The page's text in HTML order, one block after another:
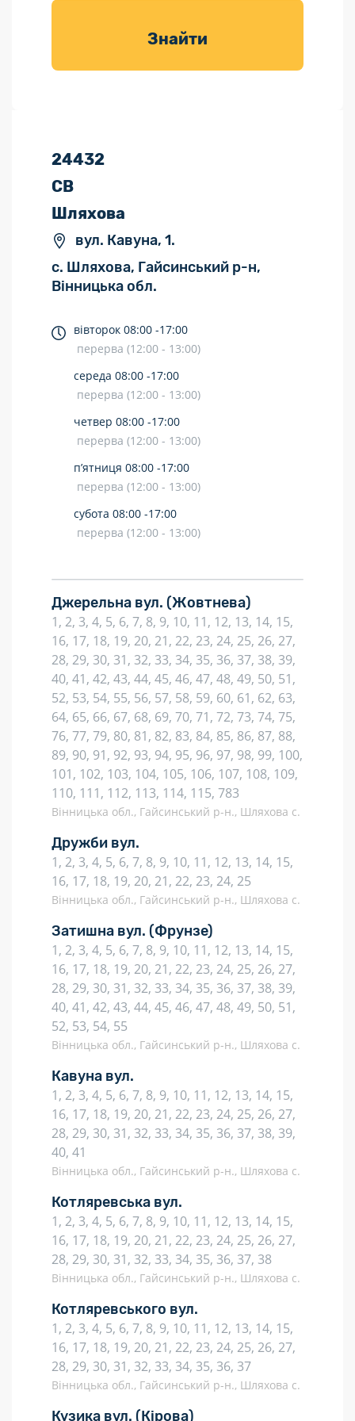
товарів для
Знайти
24432
СВ
Шляхова
вул. Кавуна, 1.
с. Шляхова, Гайсинський р-н,
Вінницька обл.
вівторок 08:00 -17:00
перерва (12:00 - 13:00)
середа 08:00 -17:00
перерва (12:00 - 13:00)
четвер 08:00 -17:00
перерва (12:00 - 13:00)
п’ятниця 08:00 -17:00
перерва (12:00 - 13:00)
субота 08:00 -17:00
перерва (12:00 - 13:00)
Джерельна вул. (Жовтнева)
1, 2, 3, 4, 5, 6, 7, 8, 9, 10, 11, 12, 13, 14, 15,
16, 17, 18, 19, 20, 21, 22, 23, 24, 25, 26, 27,
28, 29, 30, 31, 32, 33, 34, 35, 36, 37, 38, 39,
40, 41, 42, 43, 44, 45, 46, 47, 48, 49, 50, 51,
52, 53, 54, 55, 56, 57, 58, 59, 60, 61, 62, 63,
64, 65, 66, 67, 68, 69, 70, 71, 72, 73, 74, 75,
76, 77, 79, 80, 81, 82, 83, 84, 85, 86, 87, 88,
89, 90, 91, 92, 93, 94, 95, 96, 97, 98, 99, 100,
101, 102, 103, 104, 105, 106, 107, 108, 109,
110, 111, 112, 113, 114, 115, 783
Вінницька обл., Гайсинський р-н., Шляхова с.
Дружби вул.
1, 2, 3, 4, 5, 6, 7, 8, 9, 10, 11, 12, 13, 14, 15,
16, 17, 18, 19, 20, 21, 22, 23, 24, 25
Вінницька обл., Гайсинський р-н., Шляхова с.
Затишна вул. (Фрунзе)
1, 2, 3, 4, 5, 6, 7, 8, 9, 10, 11, 12, 13, 14, 15,
16, 17, 18, 19, 20, 21, 22, 23, 24, 25, 26, 27,
28, 29, 30, 31, 32, 33, 34, 35, 36, 37, 38, 39,
40, 41, 42, 43, 44, 45, 46, 47, 48, 49, 50, 51,
52, 53, 54, 55
Вінницька обл., Гайсинський р-н., Шляхова с.
Кавуна вул.
1, 2, 3, 4, 5, 6, 7, 8, 9, 10, 11, 12, 13, 14, 15,
16, 17, 18, 19, 20, 21, 22, 23, 24, 25, 26, 27,
28, 29, 30, 31, 32, 33, 34, 35, 36, 37, 38, 39,
40, 41
Вінницька обл., Гайсинський р-н., Шляхова с.
Котляревська вул.
1, 2, 3, 4, 5, 6, 7, 8, 9, 10, 11, 12, 13, 14, 15,
16, 17, 18, 19, 20, 21, 22, 23, 24, 25, 26, 27,
28, 29, 30, 31, 32, 33, 34, 35, 36, 37, 38
Вінницька обл., Гайсинський р-н., Шляхова с.
Котляревського вул.
1, 2, 3, 4, 5, 6, 7, 8, 9, 10, 11, 12, 13, 14, 15,
16, 17, 18, 19, 20, 21, 22, 23, 24, 25, 26, 27,
28, 29, 30, 31, 32, 33, 34, 35, 36, 37
Вінницька обл., Гайсинський р-н., Шляхова с.
Кузика вул. (Кірова)